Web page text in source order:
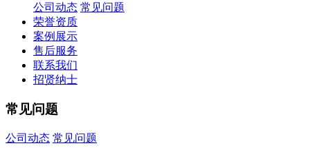
公司动态 常见问题
荣誉资质
案例展示
售后服务
联系我们
招贤纳士
常见问题
公司动态 常见问题